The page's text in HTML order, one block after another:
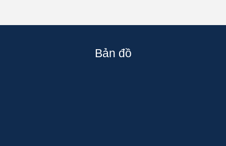
Bản đồ